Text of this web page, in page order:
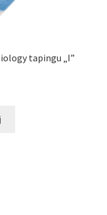
tapingu „I”